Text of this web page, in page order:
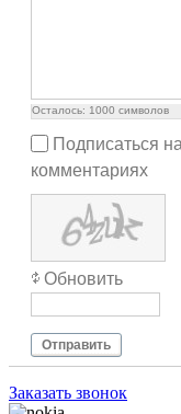
Осталось: 1000 символов
Подписаться
комментариях
Обновить
Отправить
Заказать звонок